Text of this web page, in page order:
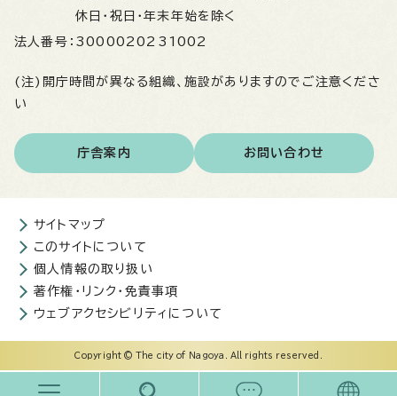
休日・祝日・年末年始を除く
法人番号： 3000020231002
(注)開庁時間が異なる組織、施設がありますのでご注意くださ
い
庁舎案内 お問い合わせ
サイトマップ
このサイトについて
個人情報の取り扱い
著作権・リンク・免責事項
ウェブアクセシビリティについて
Copyright © The city of Nagoya. All rights reserved.